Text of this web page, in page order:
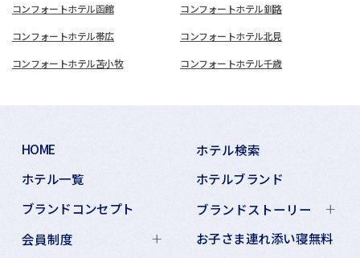
コンフォートホテル函館 コンフォートホテル釧路
コンフォートホテル帯広 コンフォートホテル北見
コンフォートホテル苫小牧 コンフォートホテル千歳
HOME
ホテル検索
ホテル一覧
ホテルブランド
ブランドコンセプト
ブランドストーリー
会員制度
お子さま連れ添い寝無料